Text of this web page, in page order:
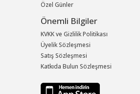
Özel Günler
Önemli Bilgiler
KVKK ve Gizlilik Politikası
Üyelik Sözleşmesi
Satış Sözleşmesi
Katkıda Bulun Sözleşmesi